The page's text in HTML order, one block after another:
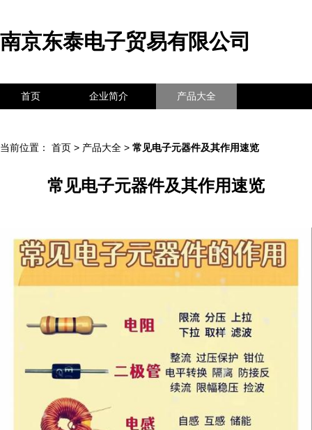
南京东泰电子贸易有限公司
首页 企业简介 产品大全
当前位置： 首页 > 产品大全 > 常见电子元器件及其作用速览
常见电子元器件及其作用速览